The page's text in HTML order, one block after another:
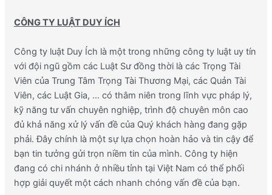
CÔNG TY LUẬT DUY ÍCH
Công ty luật Duy Ích là một trong những công ty luật uy tín
với đội ngũ gồm các Luật Sư đồng thời là các Trọng Tài
Viên của Trung Tâm Trọng Tài Thương Mại, các Quản Tài
Viên, các Luật Gia, … có thâm niên trong lĩnh vực pháp lý,
kỹ năng tư vấn chuyên nghiệp, trình độ chuyên môn cao
đủ khả năng xử lý vấn đề của Quý khách hàng đang gặp
phải. Đây chính là một sự lựa chọn hoàn hảo và tin cậy để
bạn tin tưởng gửi trọn niềm tin của mình. Công ty hiện
đang có chi nhánh ở nhiều tỉnh tại Việt Nam có thể phối
hợp giải quyết một cách nhanh chóng vấn đề của bạn.